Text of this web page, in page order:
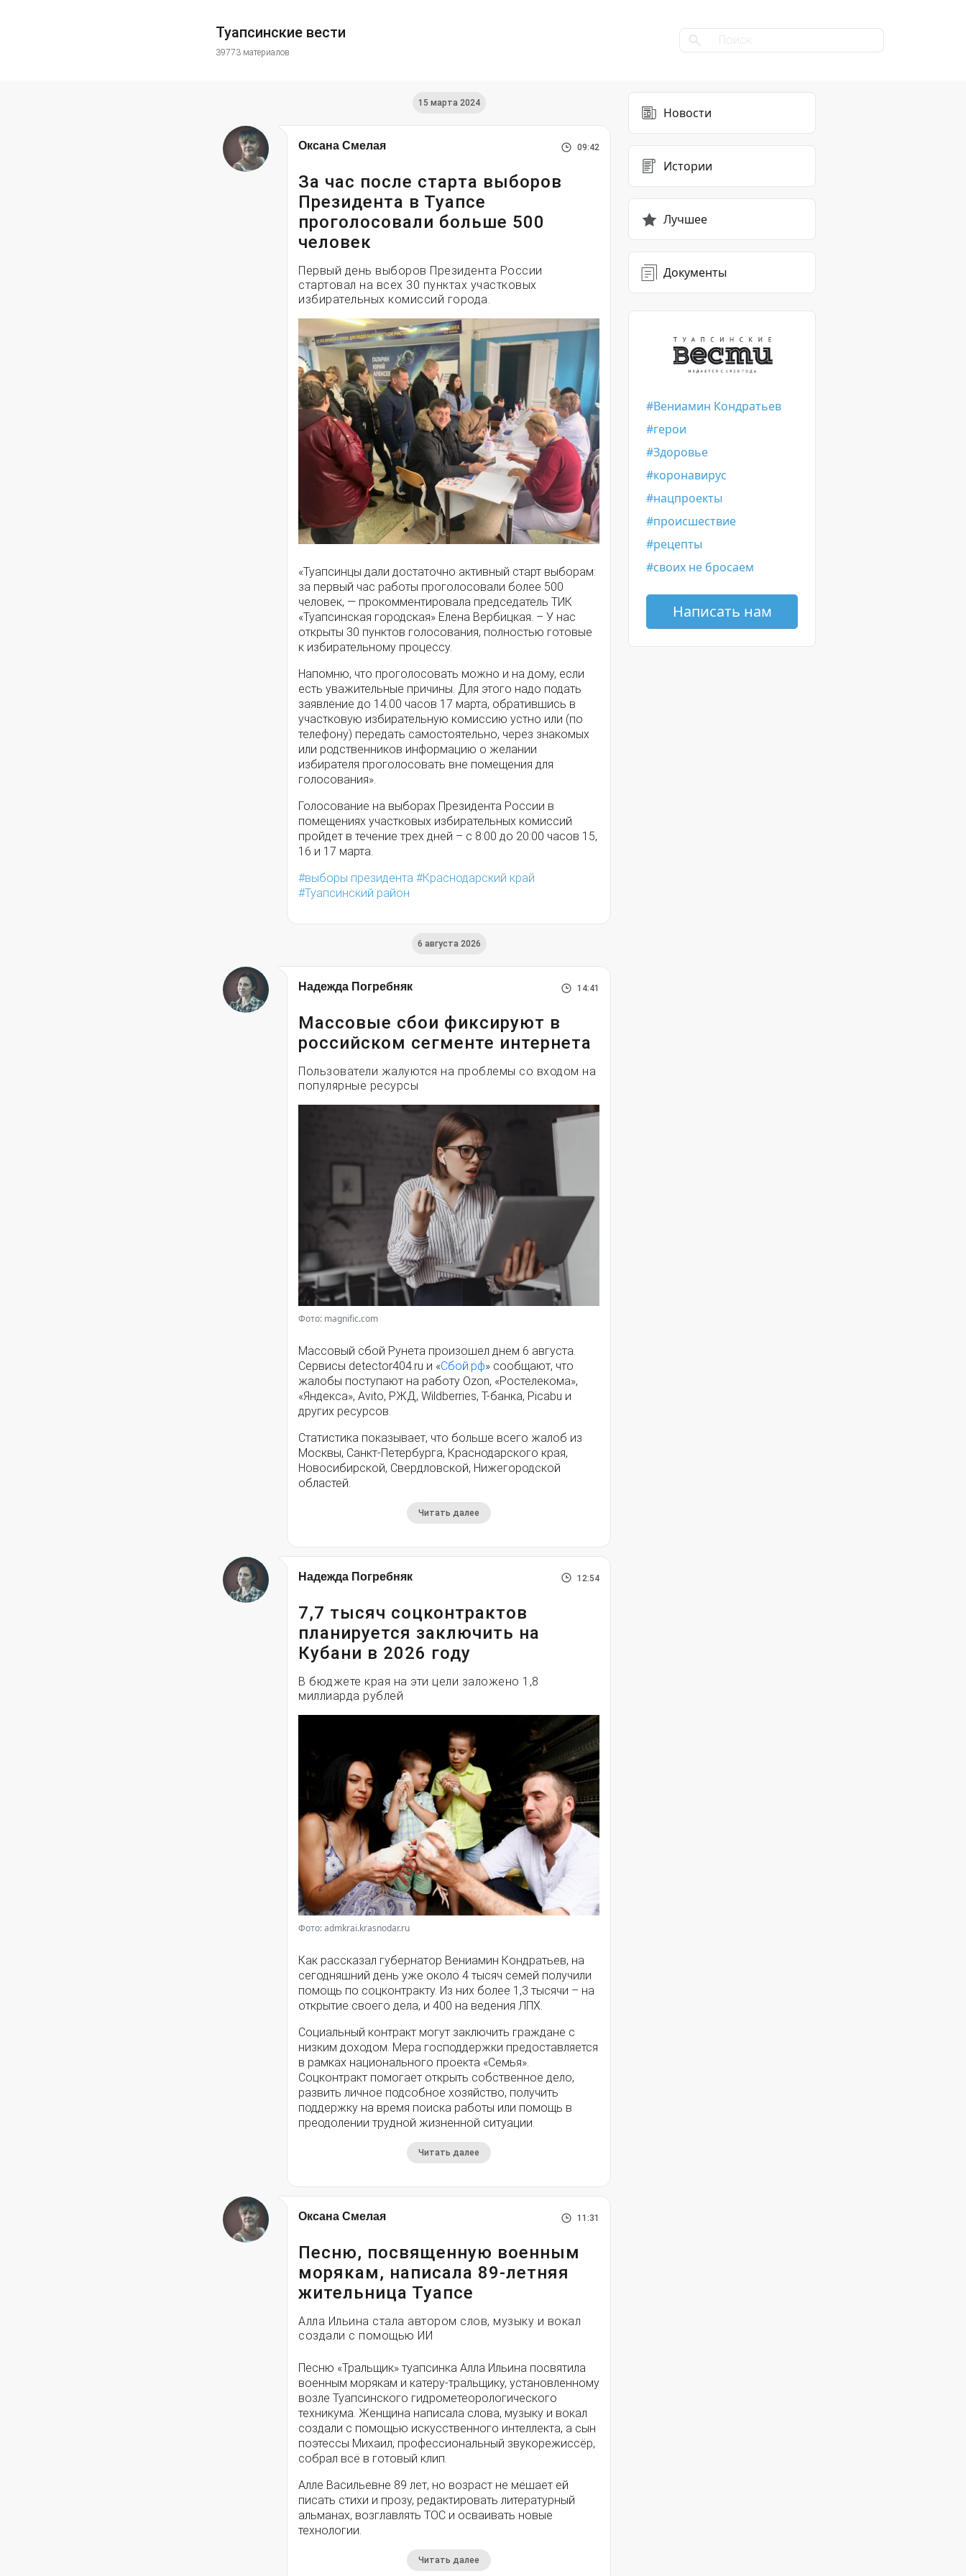
Туапсинские вести
39773 материалов
15 марта 2024
Оксана Смелая 09:42
За час после старта выборов
Президента в Туапсе
проголосовали больше 500
человек
Первый день выборов Президента России
стартовал на всех 30 пунктах участковых
избирательных комиссий города.
«Туапсинцы дали достаточно активный старт выборам:
за первый час работы проголосовали более 500
человек, — прокомментировала председатель ТИК
«Туапсинская городская» Елена Вербицкая. – У нас
открыты 30 пунктов голосования, полностью готовые
к избирательному процессу.
Напомню, что проголосовать можно и на дому, если
есть уважительные причины. Для этого надо подать
заявление до 14:00 часов 17 марта, обратившись в
участковую избирательную комиссию устно или (по
телефону) передать самостоятельно, через знакомых
или родственников информацию о желании
избирателя проголосовать вне помещения для
голосования».
Голосование на выборах Президента России в
помещениях участковых избирательных комиссий
пройдет в течение трех дней – с 8:00 до 20:00 часов 15,
16 и 17 марта.
выборы президента
Краснодарский край
Туапсинский район
6 августа 2026
Надежда Погребняк 14:41
Массовые сбои фиксируют в
российском сегменте интернета
Пользователи жалуются на проблемы со входом на
популярные ресурсы
Фото: magnific.com
Массовый сбой Рунета произошел днем 6 августа.
Сервисы detector404.ru и «Сбой.рф» сообщают, что
жалобы поступают на работу Ozon, «Ростелекома»,
«Яндекса», Avito, РЖД, Wildberries, Т-банка, Picabu и
других ресурсов.
Статистика показывает, что больше всего жалоб из
Москвы, Санкт-Петербурга, Краснодарского края,
Новосибирской, Свердловской, Нижегородской
областей.
Читать далее
Надежда Погребняк 12:54
7,7 тысяч соцконтрактов
планируется заключить на
Кубани в 2026 году
В бюджете края на эти цели заложено 1,8
миллиарда рублей
Фото: admkrai.krasnodar.ru
Как рассказал губернатор Вениамин Кондратьев, на
сегодняшний день уже около 4 тысяч семей получили
помощь по соцконтракту. Из них более 1,3 тысячи – на
открытие своего дела, и 400 на ведения ЛПХ.
Социальный контракт могут заключить граждане с
низким доходом. Мера господдержки предоставляется
в рамках национального проекта «Семья».
Соцконтракт помогает открыть собственное дело,
развить личное подсобное хозяйство, получить
поддержку на время поиска работы или помощь в
преодолении трудной жизненной ситуации.
Читать далее
Оксана Смелая 11:31
Песню, посвященную военным
морякам, написала 89-летняя
жительница Туапсе
Алла Ильина стала автором слов, музыку и вокал
создали с помощью ИИ
Песню «Тральщик» туапсинка Алла Ильина посвятила
военным морякам и катеру-тральщику, установленному
возле Туапсинского гидрометеорологического
техникума. Женщина написала слова, музыку и вокал
создали с помощью искусственного интеллекта, а сын
поэтессы Михаил, профессиональный звукорежиссёр,
собрал всё в готовый клип.
Алле Васильевне 89 лет, но возраст не мешает ей
писать стихи и прозу, редактировать литературный
альманах, возглавлять ТОС и осваивать новые
технологии.
Читать далее
Новости
Истории
Лучшее
Документы
Вениамин Кондратьев
герои
Здоровье
коронавирус
нацпроекты
происшествие
рецепты
своих не бросаем
Написать нам